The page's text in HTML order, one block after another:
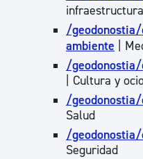
/
ambiente |
/
| Cultura y
/
Salud
/
Seguridad